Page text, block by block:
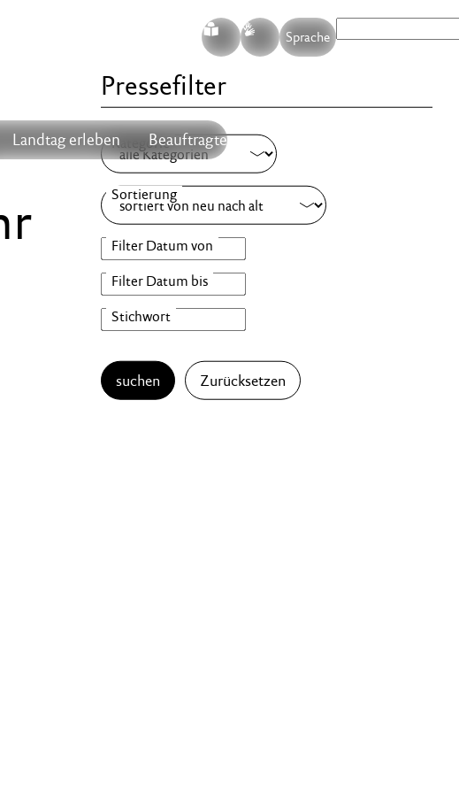
S G Sprache
Landtag erleben Beauftragte
Pressefilter
suchen Zurücksetzen